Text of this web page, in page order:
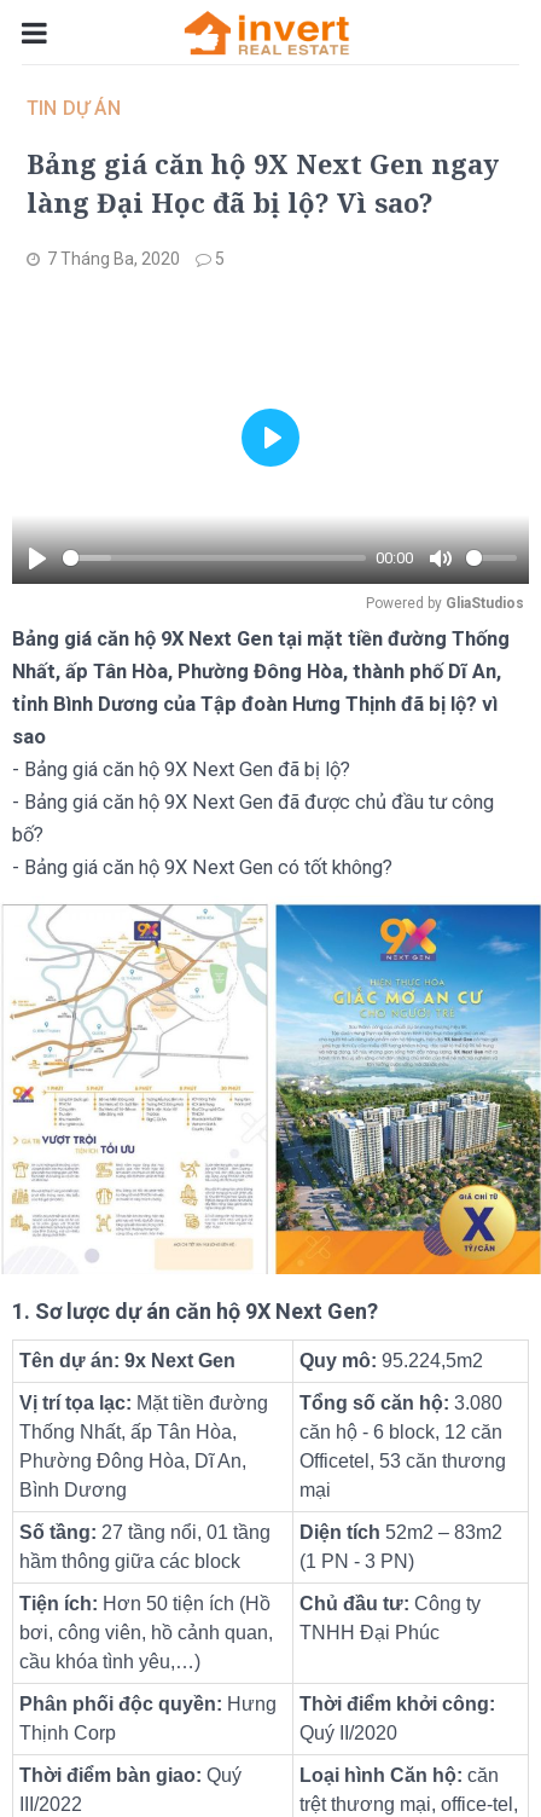
TIN DỰ ÁN
Bảng giá căn hộ 9X Next Gen ngay
làng Đại Học đã bị lộ? Vì sao?
7 Tháng Ba, 2020 5
Play
00:00
Mute
Play
Powered by GliaStudios
Bảng giá căn hộ 9X Next Gen tại mặt tiền đường Thống
Nhất, ấp Tân Hòa, Phường Đông Hòa, thành phố Dĩ An,
tỉnh Bình Dương của Tập đoàn Hưng Thịnh đã bị lộ? vì
sao
- Bảng giá căn hộ 9X Next Gen đã bị lộ?
- Bảng giá căn hộ 9X Next Gen đã được chủ đầu tư công
bố?
- Bảng giá căn hộ 9X Next Gen có tốt không?
1. Sơ lược dự án căn hộ 9X Next Gen?
Tên dự án: 9x Next Gen Quy mô: 95.224,5m2
Vị trí tọa lạc: Mặt tiền đường
Thống Nhất, ấp Tân Hòa,
Phường Đông Hòa, Dĩ An,
Bình Dương
Tổng số căn hộ: 3.080
căn hộ - 6 block, 12 căn
Officetel, 53 căn thương
mại
Số tầng: 27 tầng nổi, 01 tầng
hầm thông giữa các block
Diện tích 52m2 – 83m2
(1 PN - 3 PN)
Tiện ích: Hơn 50 tiện ích (Hồ
bơi, công viên, hồ cảnh quan,
cầu khóa tình yêu,…)
Chủ đầu tư: Công ty
TNHH Đại Phúc
Phân phối độc quyền: Hưng
Thịnh Corp
Thời điểm khởi công:
Quý II/2020
Thời điểm bàn giao: Quý
III/2022
Loại hình Căn hộ: căn
trệt thương mại, office-tel,